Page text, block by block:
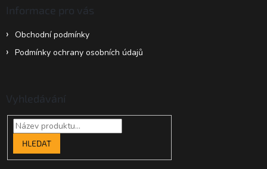
Informace pro vás
Obchodní podmínky
Podmínky ochrany osobních údajů
Vyhledávání
HLEDAT